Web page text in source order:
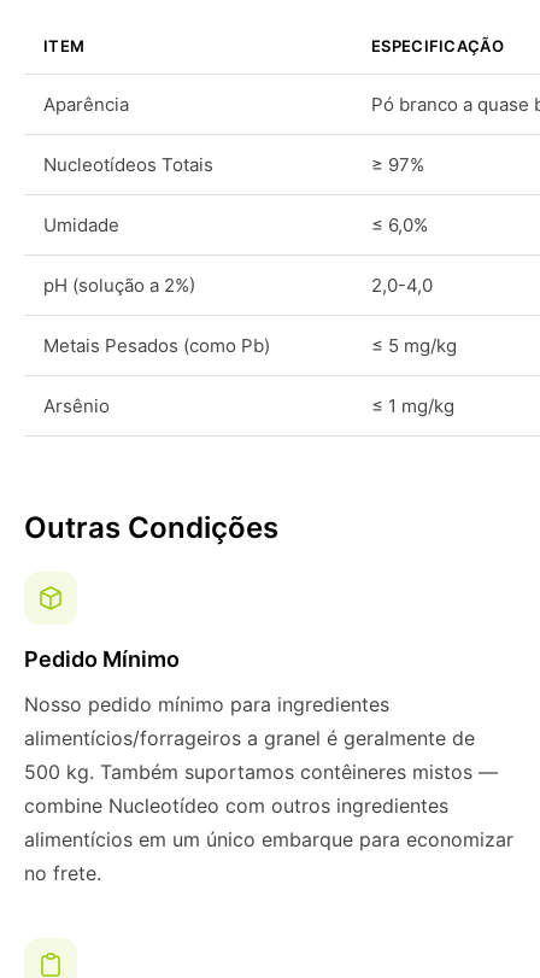
ITEM ESPECIFICAÇÃO
Aparência Pó branco a quase
Nucleotídeos Totais ≥ 97%
Umidade ≤ 6,0%
pH (solução a 2%) 2,0-4,0
Metais Pesados (como Pb) ≤ 5 mg/kg
Arsênio ≤ 1 mg/kg
Outras Condições
Pedido Mínimo
Nosso pedido mínimo para ingredientes
alimentícios/forrageiros a granel é geralmente de
500 kg. Também suportamos contêineres mistos —
combine Nucleotídeo com outros ingredientes
alimentícios em um único embarque para economizar
no frete.